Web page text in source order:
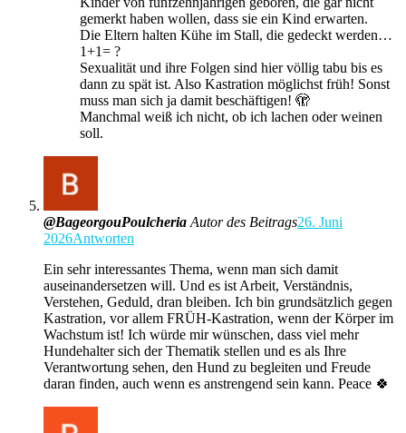
gemerkt haben wollen, dass sie ein Kind erwarten.
Die Eltern halten Kühe im Stall, die gedeckt werden…
1+1= ?
Sexualität und ihre Folgen sind hier völlig tabu bis es
dann zu spät ist. Also Kastration möglichst früh! Sonst
muss man sich ja damit beschäftigen! 🫣
Manchmal weiß ich nicht, ob ich lachen oder weinen
soll.
@BageorgouPoulcheria Autor des Beitrags26. Juni
2026Antworten
Ein sehr interessantes Thema, wenn man sich damit
auseinandersetzen will. Und es ist Arbeit, Verständnis,
Verstehen, Geduld, dran bleiben. Ich bin grundsätzlich gegen
Kastration, vor allem FRÜH-Kastration, wenn der Körper im
Wachstum ist! Ich würde mir wünschen, dass viel mehr
Hundehalter sich der Thematik stellen und es als Ihre
Verantwortung sehen, den Hund zu begleiten und Freude
daran finden, auch wenn es anstrengend sein kann. Peace 🍀